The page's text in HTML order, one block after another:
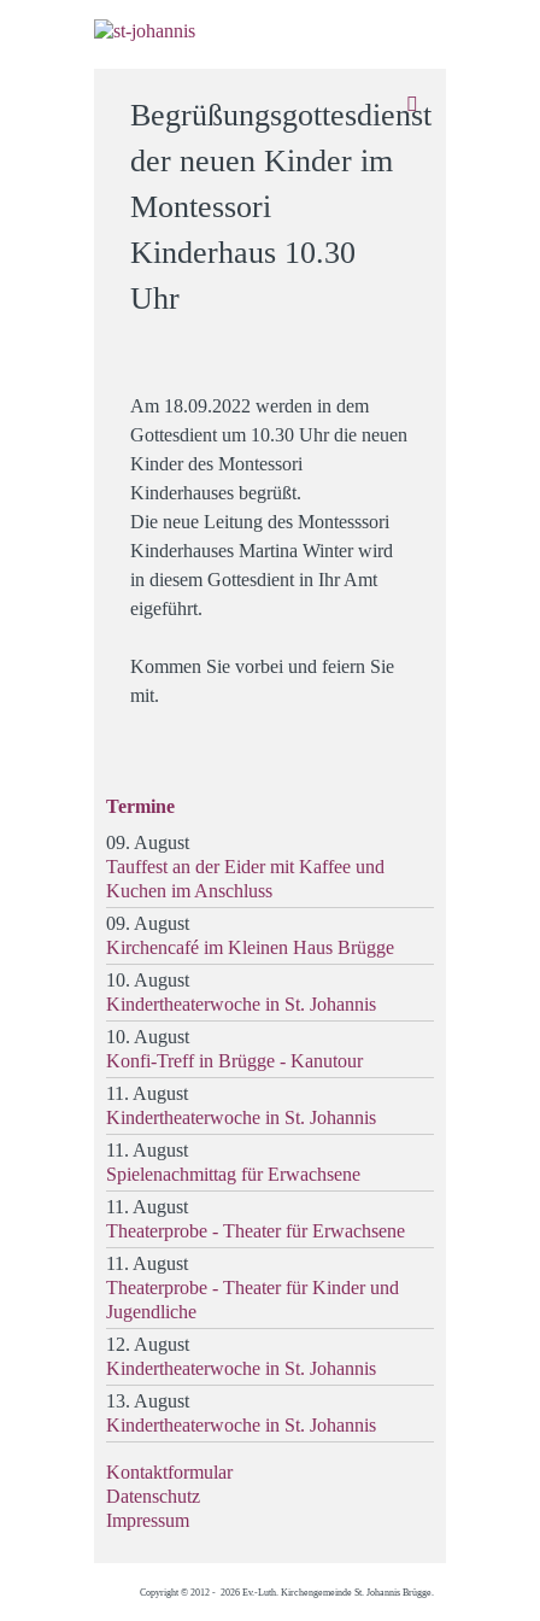
Begrüßungsgottesdienst
der neuen Kinder im
Montessori
Kinderhaus 10.30
Uhr
Am 18.09.2022 werden in dem
Gottesdient um 10.30 Uhr die neuen
Kinder des Montessori
Kinderhauses begrüßt.
Die neue Leitung des Montesssori
Kinderhauses Martina Winter wird
in diesem Gottesdient in Ihr Amt
eigeführt.
Kommen Sie vorbei und feiern Sie
mit.
Termine
09. August
Tauffest an der Eider mit Kaffee und
Kuchen im Anschluss
09. August
Kirchencafé im Kleinen Haus Brügge
10. August
Kindertheaterwoche in St. Johannis
10. August
Konfi-Treff in Brügge - Kanutour
11. August
Kindertheaterwoche in St. Johannis
11. August
Spielenachmittag für Erwachsene
11. August
Theaterprobe - Theater für Erwachsene
11. August
Theaterprobe - Theater für Kinder und
Jugendliche
12. August
Kindertheaterwoche in St. Johannis
13. August
Kindertheaterwoche in St. Johannis
Kontaktformular
Datenschutz
Impressum
Copyright © 2012 - 2026 Ev.-Luth. Kirchengemeinde St. Johannis Brügge.